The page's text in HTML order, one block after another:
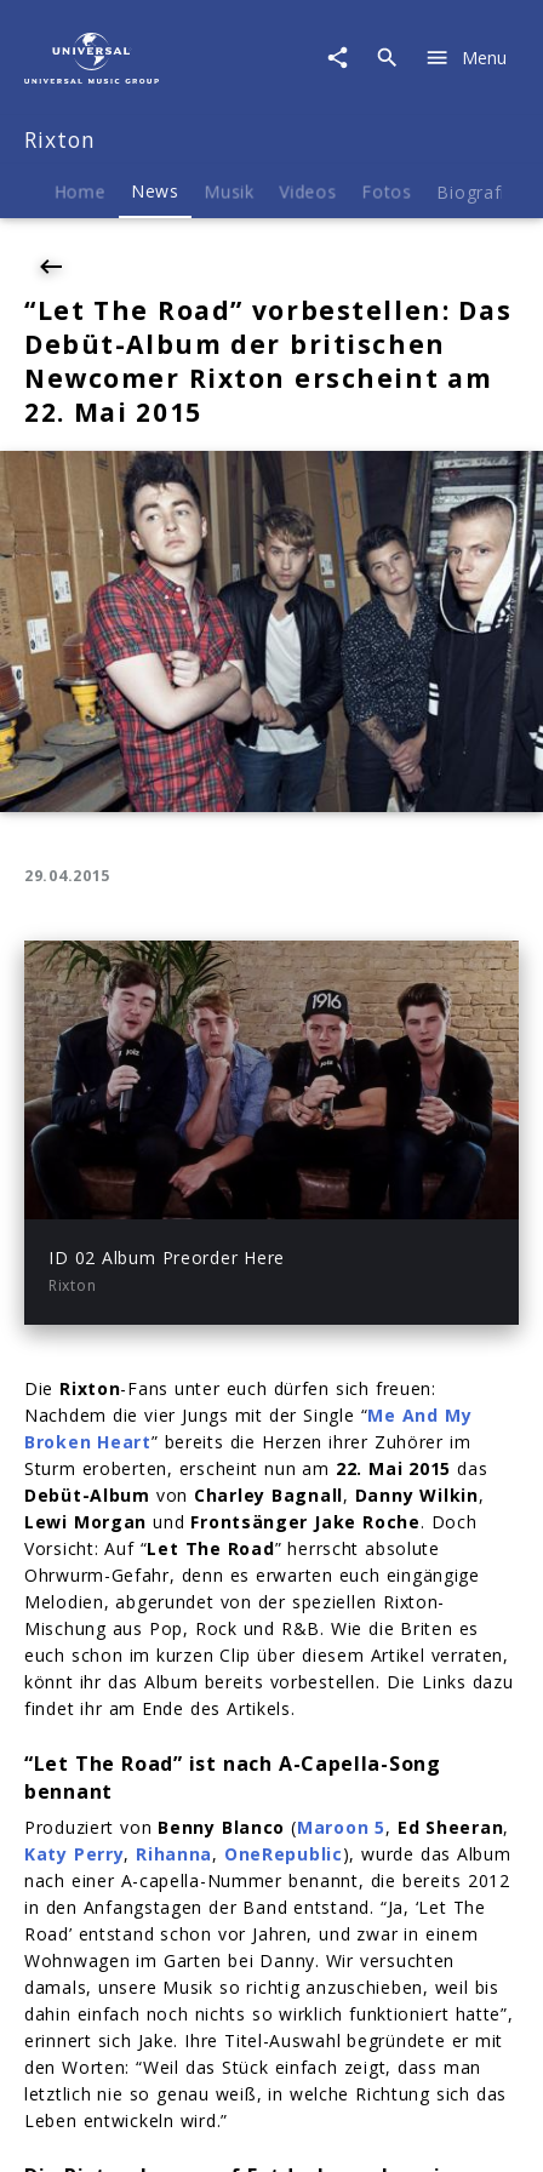
The
vorbestellen:
Das
Album
britischen
Newcomer
Rixton
erscheint
am
22.
2015
Menu
Rixton
Home News Musik Videos Fotos Biografie
“Let The Road” vorbestellen: Das
Debüt-Album der britischen
Newcomer Rixton erscheint am
22. Mai 2015
29.04.2015
Play
-00:07
Mute
Enter
Play
ID 02 Album Preorder Here
Rixton
Die Rixton-Fans unter euch dürfen sich freuen:
Nachdem die vier Jungs mit der Single “Me And My
Broken Heart” bereits die Herzen ihrer Zuhörer im
Sturm eroberten, erscheint nun am 22. Mai 2015 das
Debüt-Album von Charley Bagnall, Danny Wilkin,
Lewi Morgan und Frontsänger Jake Roche. Doch
Vorsicht: Auf “Let The Road” herrscht absolute
Ohrwurm-Gefahr, denn es erwarten euch eingängige
Melodien, abgerundet von der speziellen Rixton-
Mischung aus Pop, Rock und R&B. Wie die Briten es
euch schon im kurzen Clip über diesem Artikel verraten,
könnt ihr das Album bereits vorbestellen. Die Links dazu
findet ihr am Ende des Artikels.
“Let The Road” ist nach A-Capella-Song
bennant
Produziert von Benny Blanco (Maroon 5, Ed Sheeran,
Katy Perry, Rihanna, OneRepublic), wurde das Album
nach einer A-capella-Nummer benannt, die bereits 2012
in den Anfangstagen der Band entstand. “Ja, ‘Let The
Road’ entstand schon vor Jahren, und zwar in einem
Wohnwagen im Garten bei Danny. Wir versuchten
damals, unsere Musik so richtig anzuschieben, weil bis
dahin einfach noch nichts so wirklich funktioniert hatte”,
erinnert sich Jake. Ihre Titel-Auswahl begründete er mit
den Worten: “Weil das Stück einfach zeigt, dass man
letztlich nie so genau weiß, in welche Richtung sich das
Leben entwickeln wird.”